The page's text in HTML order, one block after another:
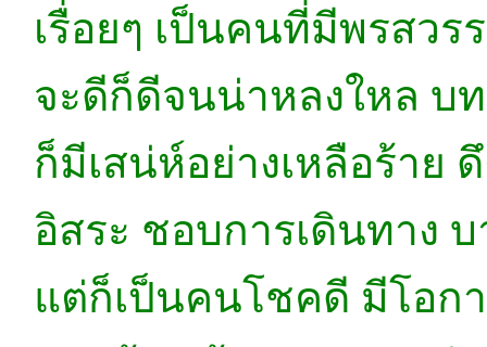
เรื่อยๆ เป็นคนที่มีพรสว
จะดีก็ดีจนน่าหลงใหล บ
ก็มีเสน่ห์อย่างเหลือร้าย
อิสระ ชอบการเดินทาง
แต่ก็เป็นคนโชคดี มีโอก